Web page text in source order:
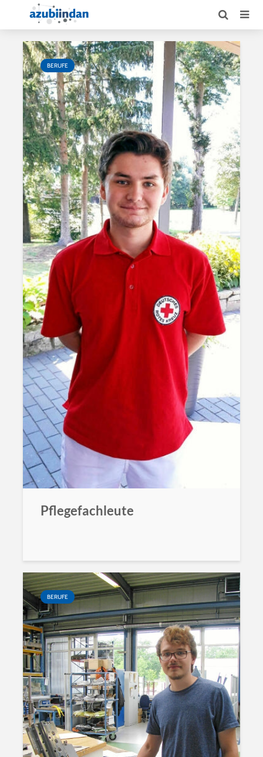
BERUFE
Pflegefachleute
BERUFE